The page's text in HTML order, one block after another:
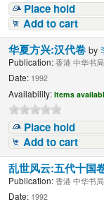
Place hold
Add to cart
华夏方兴:汉代卷by
Publication: 香港 中华书
Date: 1992
Availability: Items
Place hold
Add to cart
乱世风云:五代十国
Publication: 香港 中华书
Date: 1992